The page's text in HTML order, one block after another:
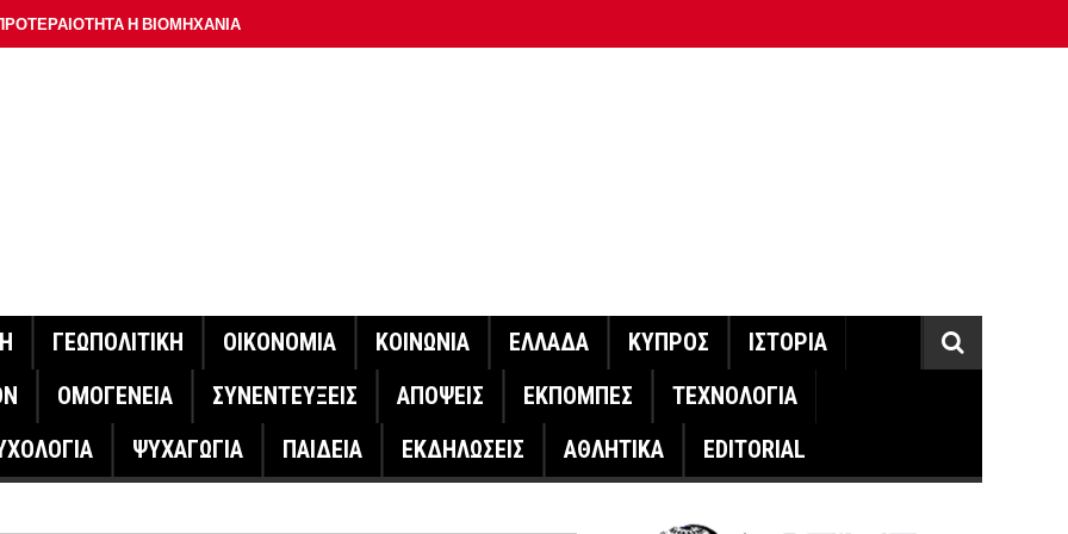
Η ΒΙΟΜΗΧΑΝΙΑ
Η ΠΛΑΤΦΟΡΜΑ
ΣΑΝ ΣΗΜΕΡΑ
Ο ΜΗΤΣΟΤΑΚΗΣ ΓΙΑ ΤΟΥΣ ΠΥΡΟΠΛΗΚΤΟΥΣ
ΕΡΕΥΝΗΤΗΣ ΣΤΗ ΔΑΝΙΑ ΣΧΕΔΙΑΖΕΙ DRONE ΓΙΑ ΤΗ
ΓΕΩΠΟΛΙΤΙΚΗ ΟΙΚΟΝΟΜΙΑ ΚΟΙΝΩΝΙΑ ΕΛΛΑΔΑ ΚΥΠΡΟΣ
ΙΣΤΟΡΙΑ
ΟΜΟΓΕΝΕΙΑ ΣΥΝΕΝΤΕΥΞΕΙΣ ΑΠΟΨΕΙΣ ΕΚΠΟΜΠΕΣ
ΤΕΧΝΟΛΟΓΙΑ
ΨΥΧΑΓΩΓΙΑ ΠΑΙΔΕΙΑ ΕΚΔΗΛΩΣΕΙΣ ΑΘΛΗΤΙΚΑ EDITORIAL